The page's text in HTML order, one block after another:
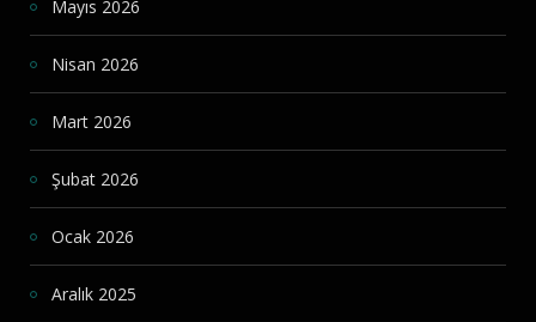
Mayıs 2026
Nisan 2026
Mart 2026
Şubat 2026
Ocak 2026
Aralık 2025